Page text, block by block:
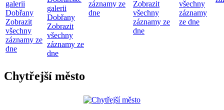
galerii
Dobřany
Zobrazit
všechny
záznamy ze
dne
galerii
Dobřany
Zobrazit
všechny
záznamy ze
dne
záznamy ze
dne
Zobrazit
všechny
záznamy ze
dne
všechny
záznamy
ze dne
Chytřejší město